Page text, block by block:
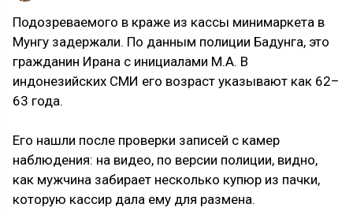
Подозреваемого в краже из кассы минимаркета в
Мунгу задержали. По данным полиции Бадунга, это
гражданин Ирана с инициалами M.A. В
индонезийских СМИ его возраст указывают как 62–
63 года.
Его нашли после проверки записей с камер
наблюдения: на видео, по версии полиции, видно,
как мужчина забирает несколько купюр из пачки,
которую кассир дала ему для размена.